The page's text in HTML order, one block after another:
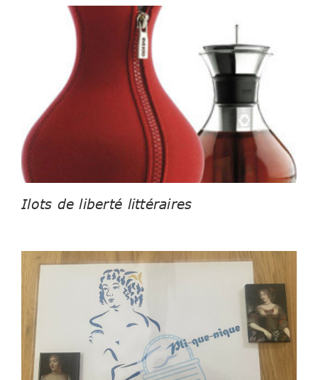
Ilots de liberté littéraires